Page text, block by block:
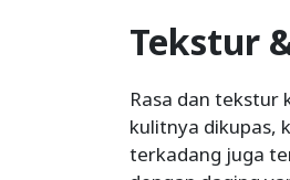
Tekstur
Rasa dan tekstur
kulitnya dikupas,
terkadang juga